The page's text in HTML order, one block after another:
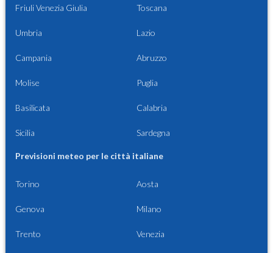
Friuli Venezia Giulia Toscana
Umbria Lazio
Campania Abruzzo
Molise Puglia
Basilicata Calabria
Sicilia Sardegna
Previsioni meteo per le città italiane
Torino Aosta
Genova Milano
Trento Venezia